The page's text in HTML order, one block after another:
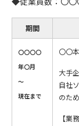
期間
〇〇〇〇
年〇月
～
現在まで
〇〇
大手
自社
のた
【業